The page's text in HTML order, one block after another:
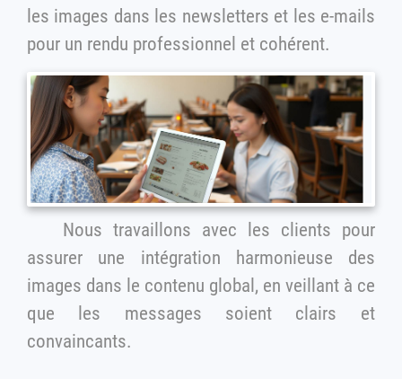
les images dans les newsletters et les e-mails
pour un rendu professionnel et cohérent.
Nous travaillons avec les clients pour
assurer une intégration harmonieuse des
images dans le contenu global, en veillant à ce
que les messages soient clairs et
convaincants.